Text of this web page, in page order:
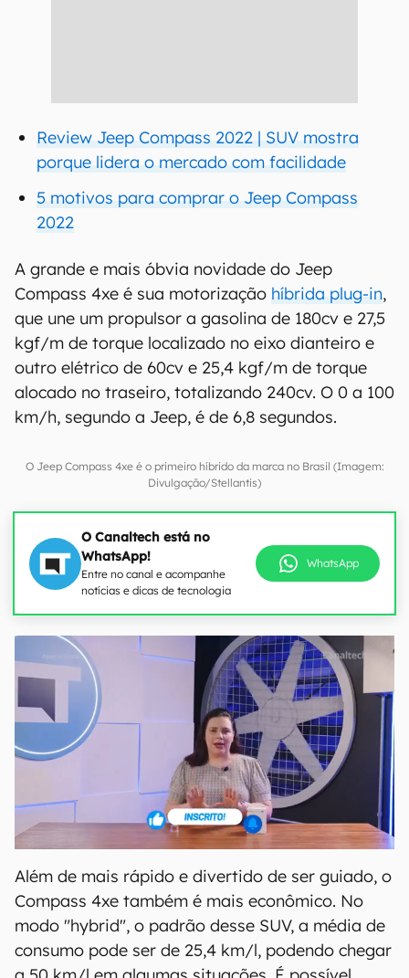
Review Jeep Compass 2022 | SUV mostra
porque lidera o mercado com facilidade
5 motivos para comprar o Jeep Compass
2022
A grande e mais óbvia novidade do Jeep
Compass 4xe é sua motorização híbrida plug-in,
que une um propulsor a gasolina de 180cv e 27,5
kgf/m de torque localizado no eixo dianteiro e
outro elétrico de 60cv e 25,4 kgf/m de torque
alocado no traseiro, totalizando 240cv. O 0 a 100
km/h, segundo a Jeep, é de 6,8 segundos.
O Jeep Compass 4xe é o primeiro híbrido da marca no Brasil (Imagem:
Divulgação/Stellantis)
O Canaltech está no
WhatsApp!
Entre no canal e acompanhe
notícias e dicas de tecnologia
WhatsApp
Além de mais rápido e divertido de ser guiado, o
Compass 4xe também é mais econômico. No
modo "hybrid", o padrão desse SUV, a média de
consumo pode ser de 25,4 km/l, podendo chegar